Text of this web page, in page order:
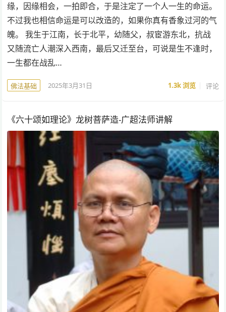
缘，因缘相会，一拍即合，于是注定了一个人一生的命运。
不过我也相信命运是可以改造的，如果你真有香象过河的气
魄。 我生于江南，长于北平，幼随父，叔宦游东北，抗战
又随流亡人潮深入西南，最后又迁至台，可说是生不逢时，
一生都在战乱…
佛法基础 2025年3月31日 1.3k浏览 评论
《六十颂如理论》龙树菩萨造-广超法师讲解